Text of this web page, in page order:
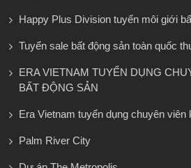
Happy Plus Division tuyển môi giới
Tuyển sale bất động sản toàn quốc
ERA VIETNAM TUYỂN DỤNG
BẤT ĐỘNG SẢN
Era Vietnam tuyển dụng chuyên viên
Palm River City